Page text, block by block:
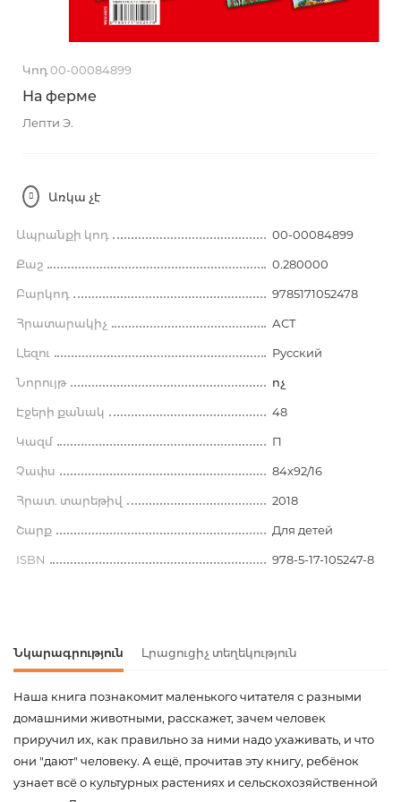
Կոդ 00-00084899
На ферме
Лепти Э.
Առկա չէ
Ապրանքի կոդ 00-00084899
Քաշ 0.280000
Բարկոդ 9785171052478
Հրատարակիչ АСТ
Լեզու Русский
Նորույթ ոչ
Էջերի քանակ 48
Կազմ П
Չափս 84x92/16
Հրատ. տարեթիվ 2018
Շարք Для детей
ISBN 978-5-17-105247-8
Նկարագրություն Լրացուցիչ տեղեկություն
Наша книга познакомит маленького читателя с разными
домашними животными, расскажет, зачем человек
приручил их, как правильно за ними надо ухаживать, и что
они "дают" человеку. А ещё, прочитав эту книгу, ребёнок
узнает всё о культурных растениях и сельскохозяйственной